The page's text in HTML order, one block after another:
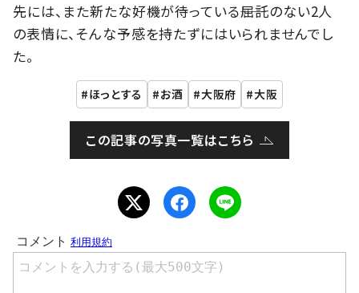
先には、また新たな好機が待っている――屈託のない2人
の表情に、そんな予感を持たずにはいられませんでし
た。
ほっとする お酒 大阪府 大阪
この記事の写真一覧はこちら